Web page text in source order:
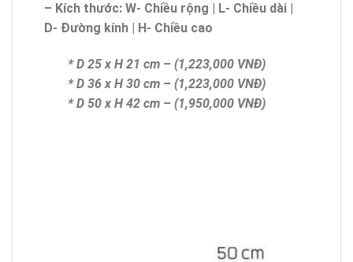
– Kích thước: W- Chiều rộng | L- Chiều d ài |
D- Đường kính | H- Chiều cao
* D 25 x H 21 cm – (1,223,000 VNĐ)
* D 36 x H 30 cm – (1,223,000 VNĐ)
* D 50 x H 42 cm – (1,950,000 VNĐ)